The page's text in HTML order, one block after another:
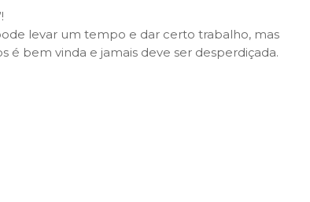
levar um tempo e dar certo trabalho, mas
é bem vinda e jamais deve ser desperdiçada.